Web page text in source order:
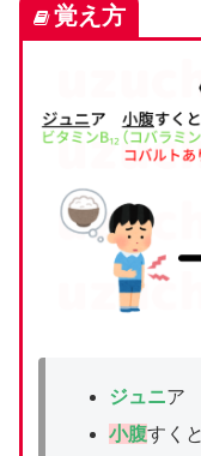
覚え方
ジュニア
小腹す